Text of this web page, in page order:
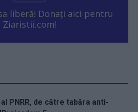
liberă! Donați aici pentru
Ziaristii.com!
PNRR, de către tabăra anti-